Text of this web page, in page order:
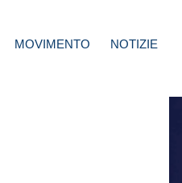
MOVIMENTO NOTIZIE